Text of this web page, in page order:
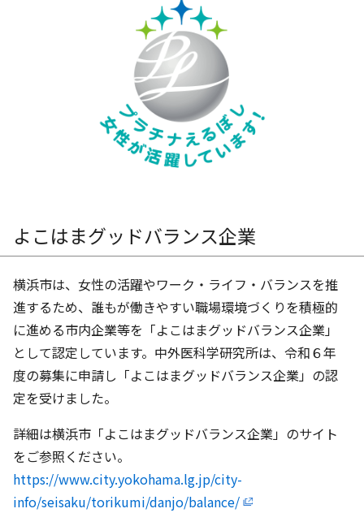
よこはまグッドバランス企業
横浜市は、女性の活躍やワーク・ライフ・バランスを推
進するため、誰もが働きやすい職場環境づくりを積極的
に進める市内企業等を「よこはまグッドバランス企業」
として認定しています。中外医科学研究所は、令和６年
度の募集に申請し「よこはまグッドバランス企業」の認
定を受けました。
詳細は横浜市「よこはまグッドバランス企業」のサイト
をご参照ください。
https://www.city.yokohama.lg.jp/city-
info/seisaku/torikumi/danjo/balance/